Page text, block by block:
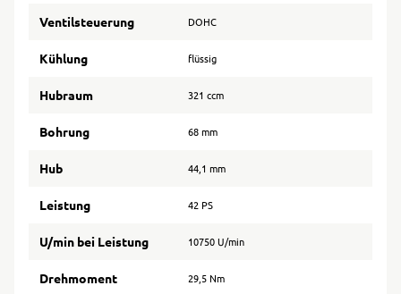
Ventilsteuerung DOHC
Kühlung flüssig
Hubraum 321 ccm
Bohrung 68 mm
Hub 44,1 mm
Leistung 42 PS
U/min bei Leistung 10750 U/min
Drehmoment 29,5 Nm